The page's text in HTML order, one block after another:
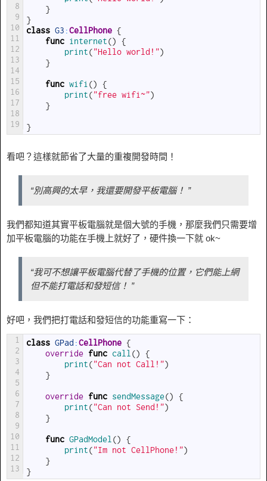
8
9
10
11
12
13
14
15
16
17
18
19
}
}
class G3 :CellPhone {
func internet()
{
print("Hello world!")
}
func wifi ()
{
print("free wifi~")
}
}
看吧？這樣就節省了大量的重複開發時間！
“別高興的太早，我還要開發平板電腦！ ”
我們都知道其實平板電腦就是個大號的手機，那麼我們只需要增
加平板電腦的功能在手機上就好了，硬件換一下就 ok~
“我可不想讓平板電腦代替了手機的位置，它們能上網
但不能打電話和發短信！ ”
好吧，我們把打電話和發短信的功能重寫一下：
1
2
3
4
5
6
7
8
9
10
11
12
13
class GPad :CellPhone {
override func call ()
{
print("Can not Call!")
}
override func sendMessage()
{
print("Can not Send!")
}
func GPadModel ()
{
print("Im not CellPhone!")
}
}